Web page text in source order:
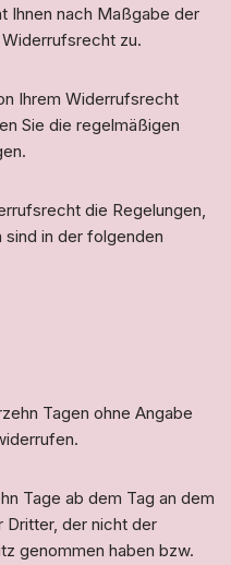
Ihnen nach Maßgabe der
zu.
Ihrem Widerrufsrecht
Sie die regelmäßigen
die Regelungen,
in der folgenden
Tagen ohne Angabe
Tage ab dem Tag an dem
Dritter, der nicht der
genommen haben bzw.